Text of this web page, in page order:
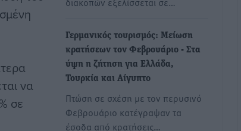
να
σε
Γερμανικός τουρισμός: Μείωση
κρατήσεων τον Φεβρουάριο - Στα
ύψη η ζήτηση για Ελλάδα,
Τουρκία και Αίγυπτο
Πτώση σε σχέση με τον περυσινό
Φεβρουάριο κατέγραψαν τα
έσοδα από κρατήσεις…